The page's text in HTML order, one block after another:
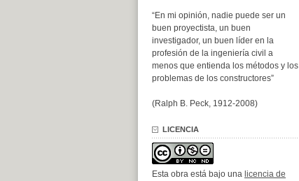
“En mi opinión, nadie puede ser un
buen proyectista, un buen
investigador, un buen líder en la
profesión de la ingeniería civil a
menos que entienda los métodos y los
problemas de los constructores”
(Ralph B. Peck, 1912-2008)
LICENCIA
Esta obra está bajo una licencia de